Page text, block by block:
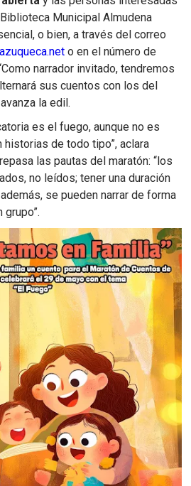
Municipal Almudena
o bien, a través del correo
o en el número de
narrador invitado, tendremos
sus cuentos con los del
la edil.
es el fuego, aunque no es
de todo tipo”, aclara
las pautas del maratón: “los
no leídos; tener una duración
se pueden narrar de forma
grupo”.